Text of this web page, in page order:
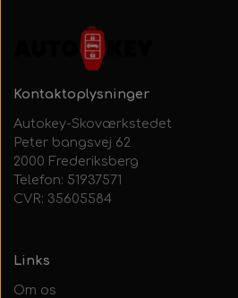
Kontaktoplysninger
Autokey-Skoværkstedet
Peter bangsvej 62
2000 Frederiksberg
Telefon: 51937571
CVR: 35605584
Links
Om os